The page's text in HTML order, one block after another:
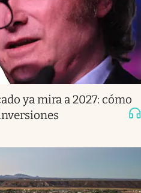
ya mira a 2027: cómo